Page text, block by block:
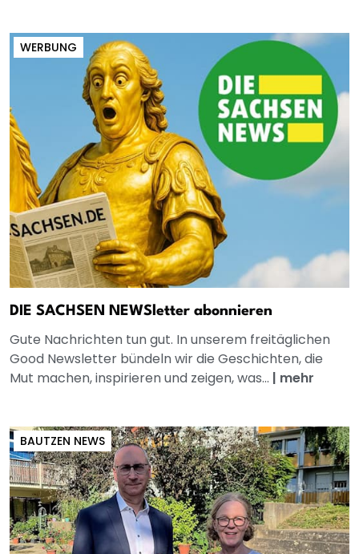
WERBUNG
DIE SACHSEN NEWSletter abonnieren
Gute Nachrichten tun gut. In unserem freitäglichen
Good Newsletter bündeln wir die Geschichten, die
Mut machen, inspirieren und zeigen, was... | mehr
BAUTZEN NEWS